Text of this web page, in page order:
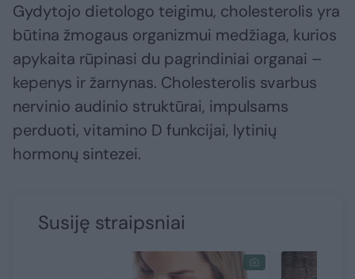
Gydytojo dietologo teigimu, cholesterolis yra
būtina žmogaus organizmui medžiaga, kurios
apykaita rūpinasi du pagrindiniai organai –
kepenys ir žarnynas. Cholesterolis svarbus
nervinio audinio struktūrai, impulsams
perduoti, vitamino D funkcijai, lytinių
hormonų sintezei.
Susiję straipsniai